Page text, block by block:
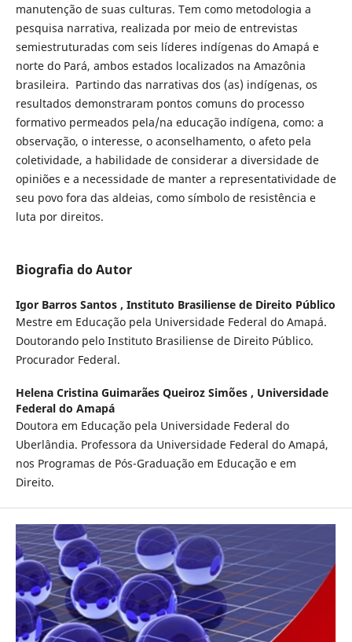
manutenção de suas culturas. Tem como metodologia a
pesquisa narrativa, realizada por meio de entrevistas
semiestruturadas com seis líderes indígenas do Amapá e
norte do Pará, ambos estados localizados na Amazônia
brasileira. Partindo das narrativas dos (as) indígenas, os
resultados demonstraram pontos comuns do processo
formativo permeados pela/na educação indígena, como: a
observação, o interesse, o aconselhamento, o afeto pela
coletividade, a habilidade de considerar a diversidade de
opiniões e a necessidade de manter a representatividade de
seu povo fora das aldeias, como símbolo de resistência e
luta por direitos.
Biografia do Autor
Igor Barros Santos , Instituto Brasiliense de Direito Público
Mestre em Educação pela Universidade Federal do Amapá.
Doutorando pelo Instituto Brasiliense de Direito Público.
Procurador Federal.
Helena Cristina Guimarães Queiroz Simões , Universidade
Federal do Amapá
Doutora em Educação pela Universidade Federal do
Uberlândia. Professora da Universidade Federal do Amapá,
nos Programas de Pós-Graduação em Educação e em
Direito.